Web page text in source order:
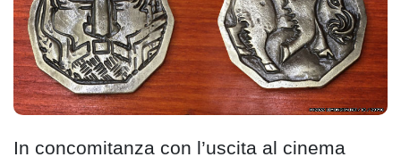
In concomitanza con l’uscita al cinema